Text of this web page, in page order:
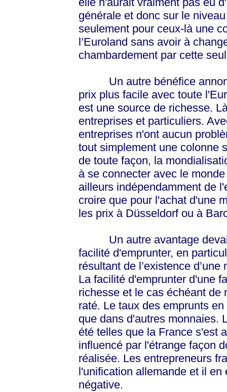
générale et donc sur le
seulement pour ceux-là une
l’Euroland sans avoir à
chambardement par cette
Un autre bénéfice
prix plus facile avec toute
est une source de richesse.
entreprises et particuliers.
entreprises n'ont aucun
tout simplement une colonne
de toute façon, la
à se connecter avec le
ailleurs indépendamment de
croire que pour l'achat d'une
les prix à Düsseldorf ou à
Un autre avantage devait
facilité d'emprunter, en
résultant de l’existence
La facilité d'emprunter d'une
richesse et le cas échéant de
raté. Le taux des emprunts
que dans d'autres monnaies.
été telles que la France s'est
influencé par l'étrange façon
réalisée. Les entrepreneurs
l'unification allemande et il
négative.